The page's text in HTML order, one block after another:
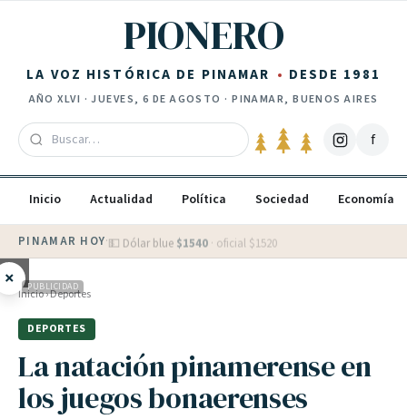
PIONERO
LA VOZ HISTÓRICA DE PINAMAR DESDE 1981
AÑOXLVI ·JUEVES, 6 DE AGOSTO · PINAMAR, BUENOS AIRES
f
Inicio Actualidad Política Sociedad Economía
PINAMAR HOY·💵 Dólar blue $1540 · oficial $1520
× PUBLICIDAD
Inicio›Deportes
DEPORTES
La natación pinamerense en
los juegos bonaerenses